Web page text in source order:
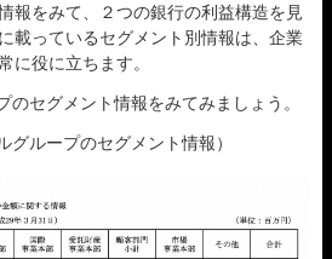
報をみて、２つの銀行の利益構造を見
載っているセグメント別情報は、企業
に役に立ちます。
のセグメント情報をみてみましょう。
グループのセグメント情報）